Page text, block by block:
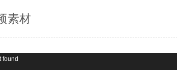
素材
found